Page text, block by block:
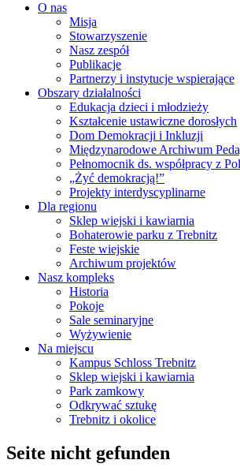
O nas
Misja
Stowarzyszenie
Nasz zespół
Publikacje
Partnerzy i instytucje wspierające
Obszary działalności
Edukacja dzieci i młodzieży
Kształcenie ustawiczne dorosłych
Dom Demokracji i Inkluzji
Międzynarodowe Archiwum
Pełnomocnik ds. współpracy z
„Żyć demokracją!”
Projekty interdyscyplinarne
Dla regionu
Sklep wiejski i kawiarnia
Bohaterowie parku z Trebnitz
Feste wiejskie
Archiwum projektów
Nasz kompleks
Historia
Pokoje
Sale seminaryjne
Wyżywienie
Na miejscu
Kampus Schloss Trebnitz
Sklep wiejski i kawiarnia
Park zamkowy
Odkrywać sztukę
Trebnitz i okolice
Seite nicht gefunden